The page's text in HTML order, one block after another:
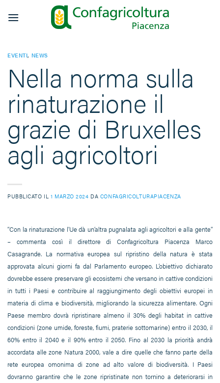
EVENTI, NEWS
Nella norma sulla
rinaturazione il
grazie di Bruxelles
agli agricoltori
PUBBLICATO IL 1 MARZO 2024 DA CONFAGRICOLTURAPIACENZA
“Con la rinaturazione l’Ue dà un’altra pugnalata agli agricoltori e alla gente”
– commenta così il direttore di Confagricoltura Piacenza Marco
Casagrande. La normativa europea sul ripristino della natura è stata
approvata alcuni giorni fa dal Parlamento europeo. L’obiettivo dichiarato
dovrebbe essere preservare gli ecosistemi che versano in cattive condizioni
in tutti i Paesi e contribuire al raggiungimento degli obiettivi europei in
materia di clima e biodiversità, migliorando la sicurezza alimentare. Ogni
Paese membro dovrà ripristinare almeno il 30% degli habitat in cattive
condizioni (zone umide, foreste, fiumi, praterie sottomarine) entro il 2030, il
60% entro il 2040 e il 90% entro il 2050. Fino al 2030 la priorità andrà
accordata alle zone Natura 2000, vale a dire quelle che fanno parte della
rete europea omonima di zone ad alto valore di biodiversità. I Paesi
dovranno garantire che le zone ripristinate non tornino a deteriorarsi in